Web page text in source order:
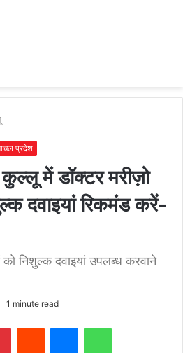
प्रदेश
में डॉक्टर मरीज़ो
दवाइयां रिकमंड करें-
को निशुल्क दवाइयां उपलब्ध करवाने
1 minute read